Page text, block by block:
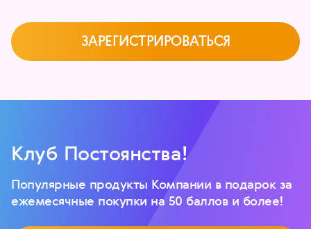
ЗАРЕГИСТРИРОВАТЬСЯ
Клуб Постоянства!
Популярные продукты Компании в подарок за
ежемесячные покупки на 50 баллов и более!